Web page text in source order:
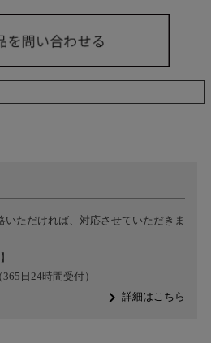
ただければ、対応させていただきま
365日24時間受付）
navigate_next詳細はこちら